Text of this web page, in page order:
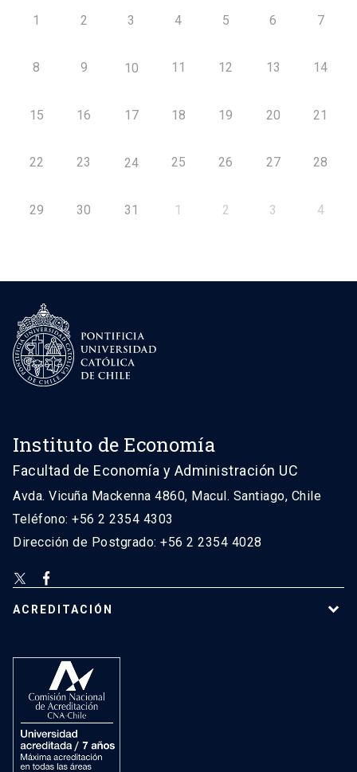
1 2 3 4 5 6 7
8 9 10 11 12 13 14
15 16 17 18 19 20 21
22 23 24 25 26 27 28
29 30 31 1 2 3 4
Instituto de Economía
Facultad de Economía y Administración UC
Avda. Vicuña Mackenna 4860, Macul. Santiago, Chile
Teléfono: +56 2 2354 4303
Dirección de Postgrado: +56 2 2354 4028
ACREDITACIÓN